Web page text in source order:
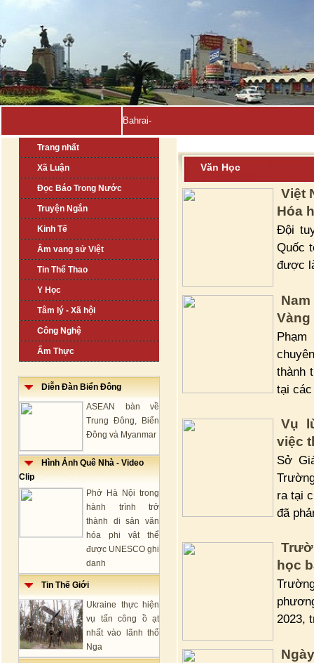
Bahrain, Kuwait tuyên b_
Trang nhất
Xã Luận
Đọc Báo Trong Nước
Truyện Ngắn
Kinh Tế
Âm vang sử Việt
Tin Thể Thao
Y Học
Tâm lý - Xã hội
Công Nghệ
Ẩm Thực
Diễn Đàn Biển Đông
ASEAN bàn về
Trung Đông, Biển
Đông và Myanmar
Hình Ảnh Quê Nhà - Video
Clip
Phở Hà Nội trong
hành trình trở
thành di sản văn
hóa phi vật thể
được UNESCO ghi
danh
Tin Thế Giới
Ukraine thực hiện
vụ tấn công ồ ạt
nhất vào lãnh thổ
Nga
Văn Học
Việt
Hóa
Đội
Quốc
được
Vàng
thành
tại
Vụ
việc
Sở
ra tại
đã
học
2023,